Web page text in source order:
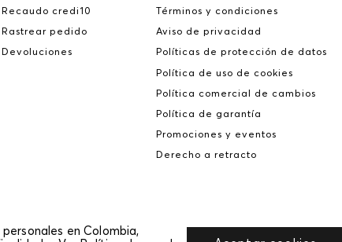
Recaudo credi10
Rastrear pedido
Devoluciones
Términos y condiciones
Aviso de privacidad
Políticas de protección de datos
Política de uso de cookies
Política comercial de cambios
Política de garantía
Promociones y eventos
Derecho a retracto
en Colombia,